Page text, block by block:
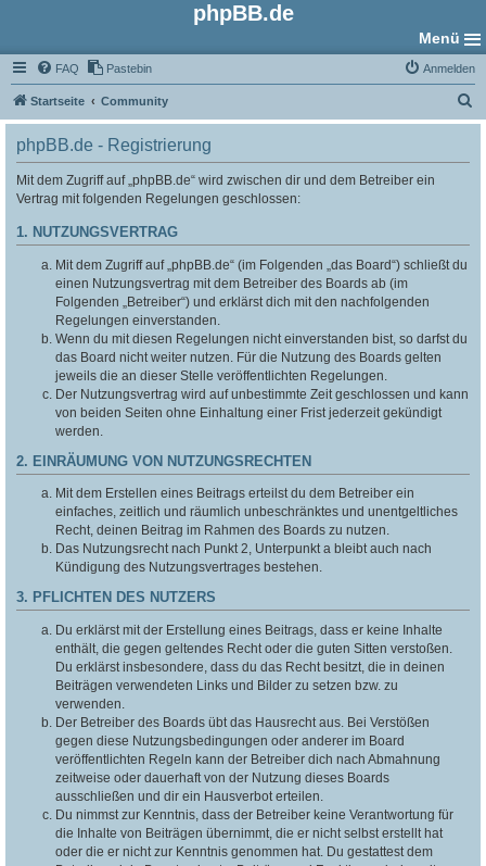
phpBB.de
Menü
FAQ Pastebin Anmelden
Startseite Community
u
phpBB.de - Registrierung
Mit dem Zugriff auf „phpBB.de“ wird zwischen dir und dem Betreiber ein
Vertrag mit folgenden Regelungen geschlossen:
1. NUTZUNGSVERTRAG
Mit dem Zugriff auf „phpBB.de“ (im Folgenden „das Board“) schließt du
einen Nutzungsvertrag mit dem Betreiber des Boards ab (im
Folgenden „Betreiber“) und erklärst dich mit den nachfolgenden
Regelungen einverstanden.
Wenn du mit diesen Regelungen nicht einverstanden bist, so darfst du
das Board nicht weiter nutzen. Für die Nutzung des Boards gelten
jeweils die an dieser Stelle veröffentlichten Regelungen.
Der Nutzungsvertrag wird auf unbestimmte Zeit geschlossen und kann
von beiden Seiten ohne Einhaltung einer Frist jederzeit gekündigt
werden.
2. EINRÄUMUNG VON NUTZUNGSRECHTEN
Mit dem Erstellen eines Beitrags erteilst du dem Betreiber ein
einfaches, zeitlich und räumlich unbeschränktes und unentgeltliches
Recht, deinen Beitrag im Rahmen des Boards zu nutzen.
Das Nutzungsrecht nach Punkt 2, Unterpunkt a bleibt auch nach
Kündigung des Nutzungsvertrages bestehen.
3. PFLICHTEN DES NUTZERS
Du erklärst mit der Erstellung eines Beitrags, dass er keine Inhalte
enthält, die gegen geltendes Recht oder die guten Sitten verstoßen.
Du erklärst insbesondere, dass du das Recht besitzt, die in deinen
Beiträgen verwendeten Links und Bilder zu setzen bzw. zu
verwenden.
Der Betreiber des Boards übt das Hausrecht aus. Bei Verstößen
gegen diese Nutzungsbedingungen oder anderer im Board
veröffentlichten Regeln kann der Betreiber dich nach Abmahnung
zeitweise oder dauerhaft von der Nutzung dieses Boards
ausschließen und dir ein Hausverbot erteilen.
Du nimmst zur Kenntnis, dass der Betreiber keine Verantwortung für
die Inhalte von Beiträgen übernimmt, die er nicht selbst erstellt hat
oder die er nicht zur Kenntnis genommen hat. Du gestattest dem